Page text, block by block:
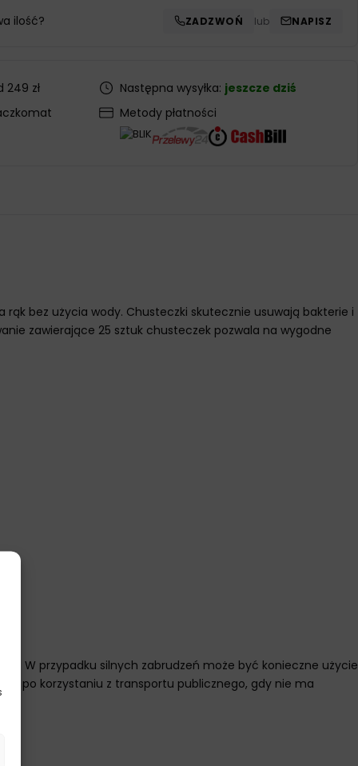
ilość? ZADZWOŃ lub NAPISZ
zł
Następna wysyłka: jeszcze dziś
Metody płatności
bez użycia wody. Chusteczki skutecznie usuwają bakterie i
zawierające 25 sztuk chusteczek pozwala na wygodne
W przypadku silnych zabrudzeń może być konieczne użycie
po korzystaniu z transportu publicznego, gdy nie ma